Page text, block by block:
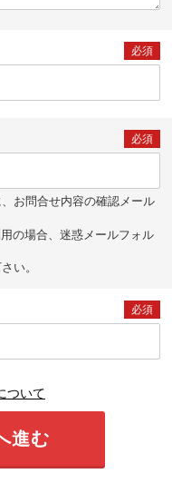
必須
必須
お問合せ内容の確認メール
の場合、迷惑メールフォル
い。
必須
ついて
進む